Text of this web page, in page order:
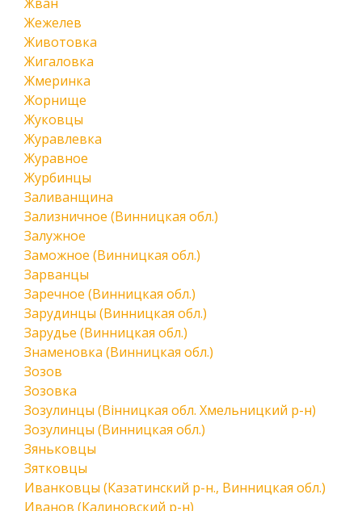
Жежелев
Животовка
Жигаловка
Жмеринка
Жорнище
Жуковцы
Журавлевка
Журавное
Журбинцы
Заливанщина
Зализничное (Винницкая обл.)
Залужное
Заможное (Винницкая обл.)
Зарванцы
Заречное (Винницкая обл.)
Зарудинцы (Винницкая обл.)
Зарудье (Винницкая обл.)
Знаменовка (Винницкая обл.)
Зозов
Зозовка
Зозулинцы (Вінницкая обл. Хмельницкий р-н)
Зозулинцы (Винницкая обл.)
Зяньковцы
Зятковцы
Иванковцы (Казатинский р-н., Винницкая обл.)
Иванов (Калиновский р-н)